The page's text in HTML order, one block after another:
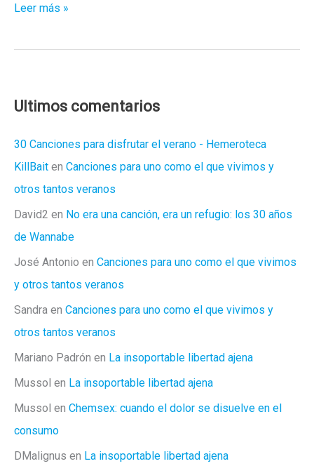
«La
Magenta,
la
tragicomedia
ser
gótico
en
Leer más »
Ultimos comentarios
30 Canciones para disfrutar el verano - Hemeroteca
KillBait en Canciones para uno como el que vivimos y
otros tantos veranos
David2 en No era una canción, era un refugio: los 30 años
de Wannabe
José Antonio en Canciones para uno como el que vivimos
y otros tantos veranos
Sandra en Canciones para uno como el que vivimos y
otros tantos veranos
Mariano Padrón en La insoportable libertad ajena
Mussol en La insoportable libertad ajena
Mussol en Chemsex: cuando el dolor se disuelve en el
consumo
DMalignus en La insoportable libertad ajena